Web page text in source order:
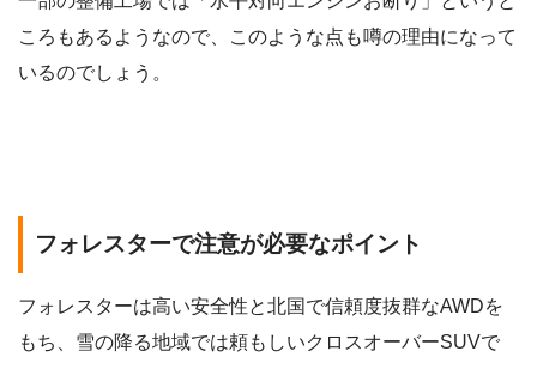
ころもあるようなので、このような点も噂の理由になって
いるのでしょう。
フォレスターで注意が必要なポイント
フォレスターは高い安全性と北国で信頼度抜群なAWDを
もち、雪の降る地域では頼もしいクロスオーバーSUVで